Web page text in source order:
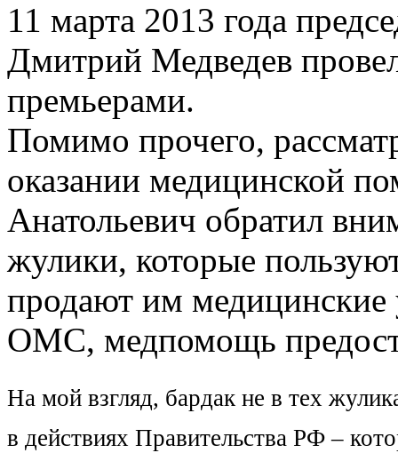
11 марта 2013 года
Дмитрий Медведев
премьерами.
Помимо прочего,
оказании медицинской
Анатольевич обратил
жулики, которые
продают им медицинские
ОМС, медпомощь
На мой взгляд, бардак не в тех
в действиях Правительства РФ –